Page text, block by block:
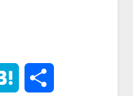
Hatena